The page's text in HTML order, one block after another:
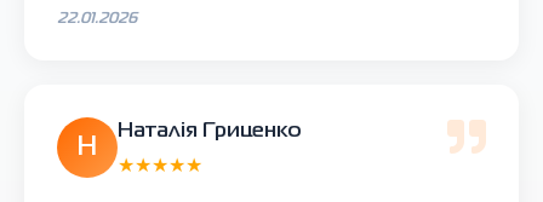
22.01.2026
Н
Наталія Гриценко
★★★★★